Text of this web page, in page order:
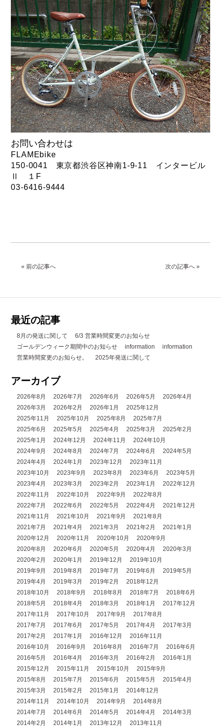
お問い合わせは
FLAMEbike
150-0041 東京都渋谷区神南1-9-11 インタービル
Ⅱ １F
03-6416-9444
次の記事へ »
« 前の記事へ
最近の記事
8月の発送に関して
6/3 営業時間変更のお知らせ
ゴールデンウィーク期間中のお知らせ
information
information
営業時間変更のお知らせ。
2025年発送に関して
アーカイブ
2026年8月 2026年7月 2026年6月 2026年5月
2026年4月
2026年3月
2026年2月 2026年1月
2025年12月
2025年11月
2025年10月 2025年8月
2025年7月
2025年6月
2025年5月 2025年4月 2025年3月
2025年2月
2025年1月
2024年12月 2024年11月
2024年10月
2024年9月
2024年8月 2024年7月 2024年6月
2024年5月
2024年4月
2024年1月 2023年12月
2023年11月
2023年10月
2023年9月 2023年8月 2023年6月
2023年5月
2023年4月
2023年3月 2023年2月 2023年1月
2022年12月
2022年11月
2022年10月 2022年9月
2022年8月
2022年7月
2022年6月 2022年5月 2022年4月
2021年12月
2021年11月
2021年10月 2021年9月
2021年8月
2021年7月
2021年4月 2021年3月 2021年2月
2021年1月
2020年12月
2020年11月 2020年10月
2020年9月
2020年8月
2020年6月 2020年5月 2020年4月
2020年3月
2020年2月
2020年1月 2019年12月
2019年10月
2019年9月
2019年8月 2019年7月 2019年6月
2019年5月
2019年4月
2019年3月 2019年2月
2018年12月
2018年10月
2018年9月 2018年8月 2018年7月
2018年6月
2018年5月
2018年4月 2018年3月 2018年1月
2017年12月
2017年11月
2017年10月 2017年9月
2017年8月
2017年7月
2017年6月 2017年5月 2017年4月
2017年3月
2017年2月
2017年1月 2016年12月
2016年11月
2016年10月
2016年9月 2016年8月 2016年7月
2016年6月
2016年5月
2016年4月 2016年3月 2016年2月
2016年1月
2015年12月
2015年11月 2015年10月
2015年9月
2015年8月
2015年7月 2015年6月 2015年5月
2015年4月
2015年3月
2015年2月 2015年1月
2014年12月
2014年11月
2014年10月 2014年9月
2014年8月
2014年7月
2014年6月 2014年5月 2014年4月
2014年3月
2014年2月
2014年1月 2013年12月 2013年11月